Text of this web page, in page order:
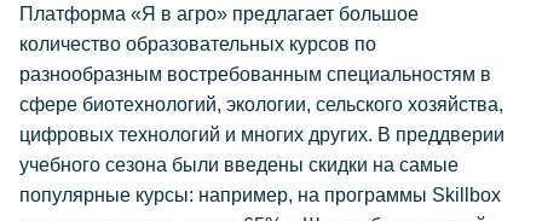
Платформа «Я в агро» предлагает большое
количество образовательных курсов по
разнообразным востребованным специальностям в
сфере биотехнологий, экологии, сельского хозяйства,
цифровых технологий и многих других. В преддверии
учебного сезона были введены скидки на самые
популярные курсы: например, на программы Skillbox